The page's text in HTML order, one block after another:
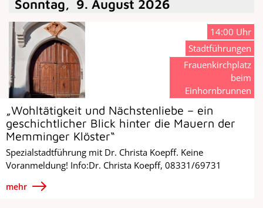
Sonntag, 9. August 2026
„Wohltätigkeit und Nächstenliebe – ein
geschichtlicher Blick hinter die Mauern der
Memminger Klöster“
Spezialstadtführung mit Dr. Christa Koepff. Keine
Voranmeldung! Info:Dr. Christa Koepff, 08331/69731
mehr
14:00 Uhr
Stadtführungen
Frauenkirchplatz
beim
Einhornbrunnen